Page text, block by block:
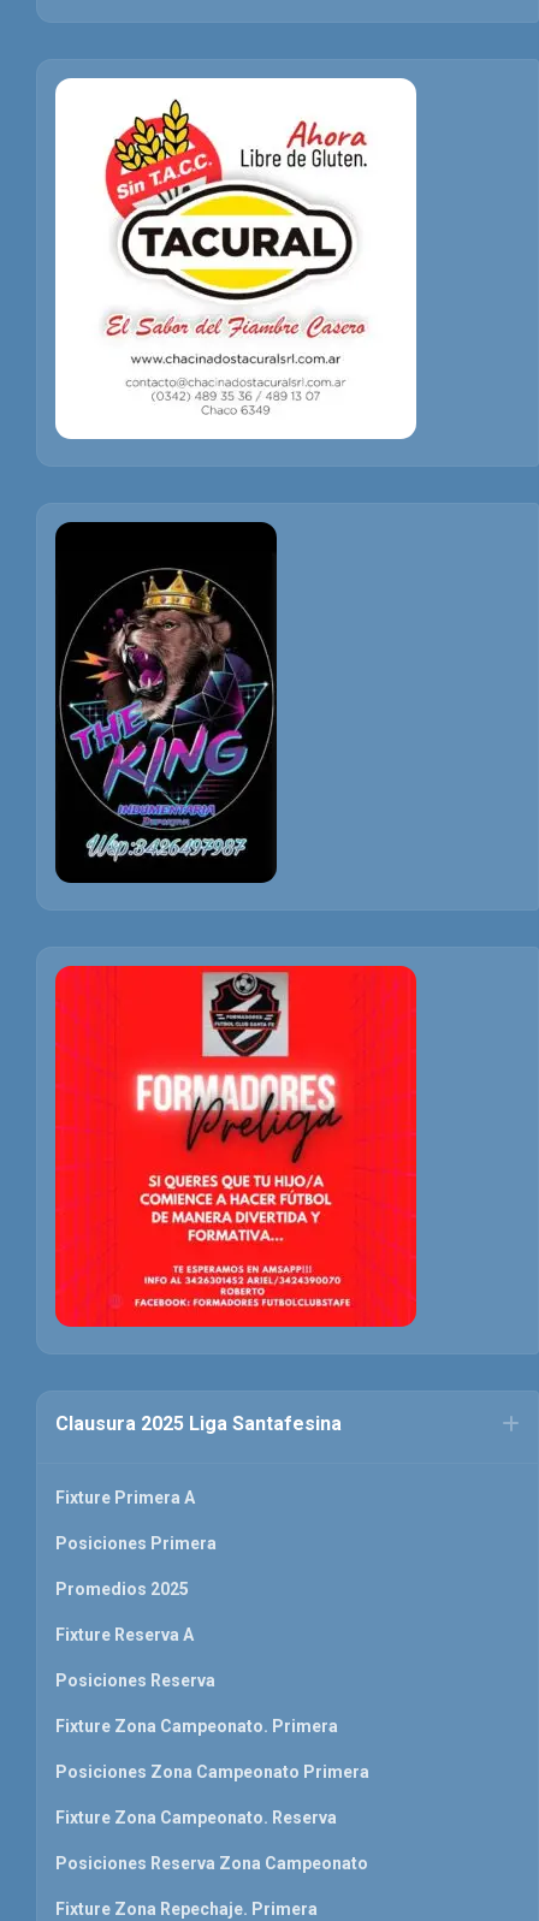
Clausura 2025 Liga Santafesina
Fixture Primera A
Posiciones Primera
Promedios 2025
Fixture Reserva A
Posiciones Reserva
Fixture Zona Campeonato. Primera
Posiciones Zona Campeonato Primera
Fixture Zona Campeonato. Reserva
Posiciones Reserva Zona Campeonato
Fixture Zona Repechaje. Primera